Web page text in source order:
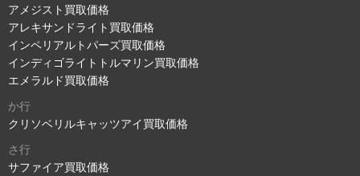
アメジスト買取価格
アレキサンドライト買取価格
インペリアルトパーズ買取価格
インディゴライトトルマリン買取価格
エメラルド買取価格
か行
クリソベリルキャッツアイ買取価格
さ行
サファイア買取価格